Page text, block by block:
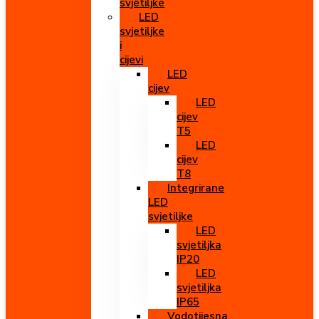
svjetiljke
LED
svjetiljke
i
cijevi
LED
cijev
LED
cijev
T5
LED
cijev
T8
Integrirane
LED
svjetiljke
LED
svjetiljka
IP20
LED
svjetiljka
IP65